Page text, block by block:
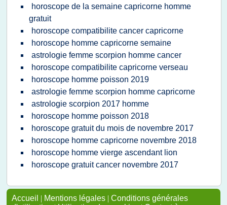
horoscope de la semaine capricorne homme
gratuit
horoscope compatibilite cancer capricorne
horoscope homme capricorne semaine
astrologie femme scorpion homme cancer
horoscope compatibilite capricorne verseau
horoscope homme poisson 2019
astrologie femme scorpion homme capricorne
astrologie scorpion 2017 homme
horoscope homme poisson 2018
horoscope gratuit du mois de novembre 2017
horoscope homme capricorne novembre 2018
horoscope homme vierge ascendant lion
horoscope gratuit cancer novembre 2017
Accueil | Mentions légales | Conditions générales